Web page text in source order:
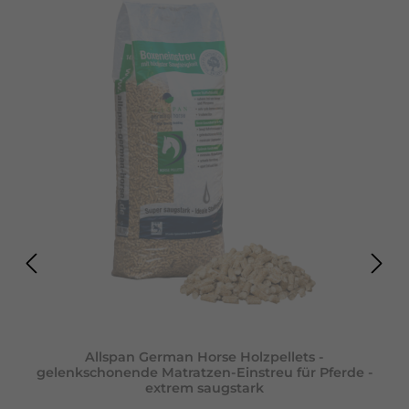
Allspan German Horse Holzpellets -
gelenkschonende Matratzen-Einstreu für Pferde -
extrem saugstark